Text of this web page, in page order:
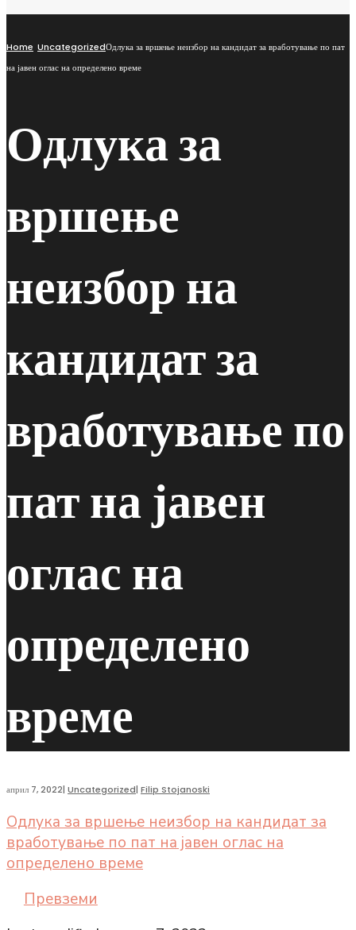
Home UncategorizedОдлука за вршење неизбор на кандидат за вработување по пат
на јавен оглас на определено време
Одлука за
вршење
неизбор на
кандидат за
вработување по
пат на јавен
оглас на
определено
време
април 7, 2022| Uncategorized| Filip Stojanoski
Одлука за вршење неизбор на кандидат за
вработување по пат на јавен оглас на
определено време
Превземи